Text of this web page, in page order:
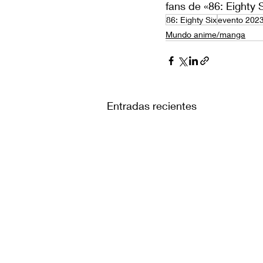
fans de «86: Eighty
86: Eighty Sixevento 2023
Mundo anime/manga
Entradas recientes